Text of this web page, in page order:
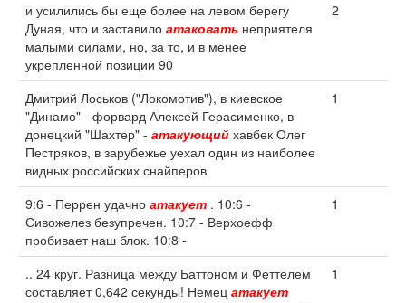
и усилились бы еще более на левом берегу
Дуная, что и заставило атаковать неприятеля
малыми силами, но, за то, и в менее
укрепленной позиции 90
2
Дмитрий Лоськов ("Локомотив"), в киевское
"Динамо" - форвард Алексей Герасименко, в
донецкий "Шахтер" - атакующий хавбек Олег
Пестряков, в зарубежье уехал один из наиболее
видных российских снайперов
1
9:6 - Перрен удачно атакует . 10:6 -
Сивожелез безупречен. 10:7 - Верхоефф
пробивает наш блок. 10:8 -
1
.. 24 круг. Разница между Баттоном и Феттелем
составляет 0,642 секунды! Немец атакует
1